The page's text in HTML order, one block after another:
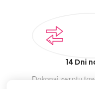
14 Dni
Dokonaj zwrotu